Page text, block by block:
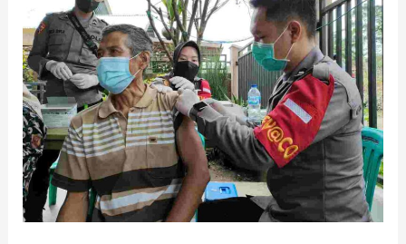
Lebong
Gelar
Vaksinasi
di
Kampung
Melayu